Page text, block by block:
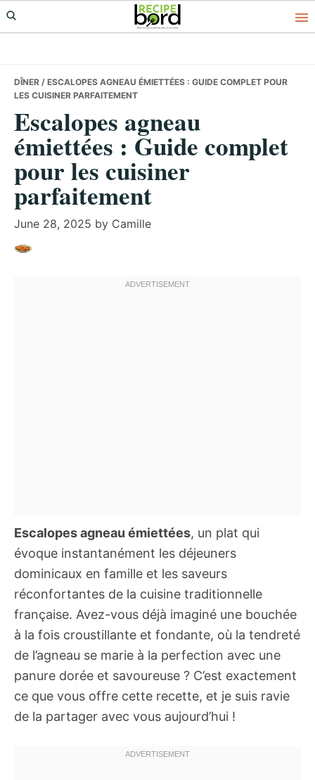
Skip
to
Skip
to
Skip
to
DÎNER / ESCALOPES AGNEAU ÉMIETTÉES : GUIDE COMPLET POUR
LES CUISINER PARFAITEMENT
Escalopes agneau
émiettées : Guide complet
pour les cuisiner
parfaitement
June 28, 2025 by Camille
Escalopes agneau émiettées, un plat qui
évoque instantanément les déjeuners
dominicaux en famille et les saveurs
réconfortantes de la cuisine traditionnelle
française. Avez-vous déjà imaginé une bouchée
à la fois croustillante et fondante, où la tendreté
de l’agneau se marie à la perfection avec une
panure dorée et savoureuse ? C’est exactement
ce que vous offre cette recette, et je suis ravie
de la partager avec vous aujourd’hui !